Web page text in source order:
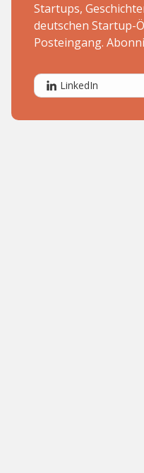
Startups,
deutschen Startup-
Posteingang.
LinkedIn